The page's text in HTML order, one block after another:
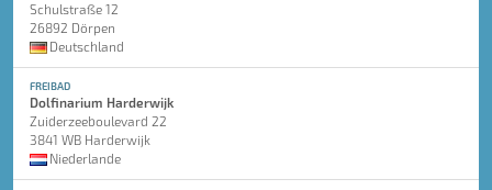
Schulstraße 12
26892 Dörpen
Deutschland
FREIBAD
Dolfinarium Harderwijk
Zuiderzeeboulevard 22
3841 WB Harderwijk
Niederlande